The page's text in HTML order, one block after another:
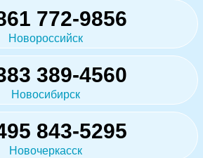
772-9856
Новороссийск
389-4560
Новосибирск
843-5295
Новочеркасск